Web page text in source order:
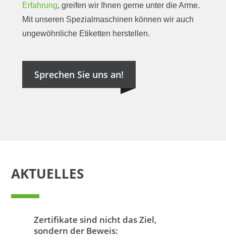
Erfahrung, greifen wir Ihnen gerne unter die Arme.
Mit unseren Spezialmaschinen können wir auch
ungewöhnliche Etiketten herstellen.
Sprechen Sie uns an!
AKTUELLES
Zertifikate sind nicht das Ziel,
sondern der Beweis:
Wer beantwortet bei uns Fragen
rund um
📦 Ordnungstalent gesucht.